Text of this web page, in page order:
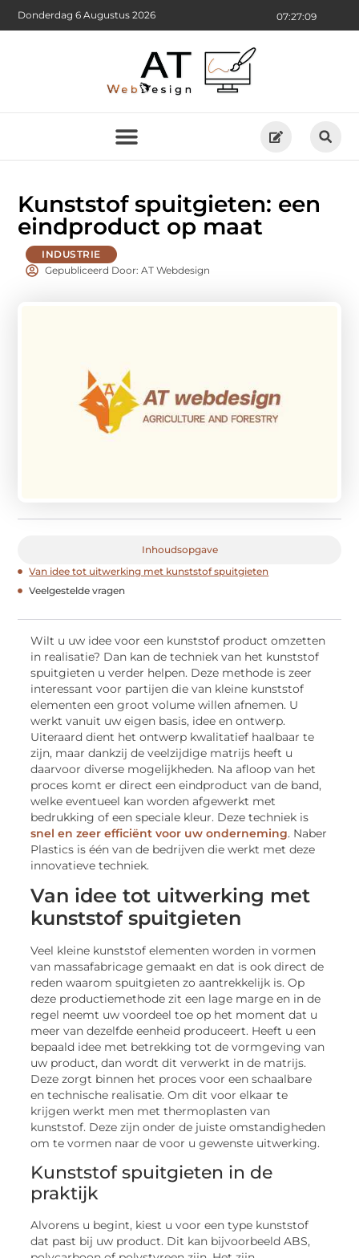
07:27:10
Donderdag 6 Augustus 2026
Kunststof spuitgieten: een
eindproduct op maat
INDUSTRIE
Gepubliceerd Door: AT Webdesign
Inhoudsopgave
Van idee tot uitwerking met kunststof spuitgieten
Veelgestelde vragen
Wilt u uw idee voor een kunststof product omzetten
in realisatie? Dan kan de techniek van het kunststof
spuitgieten u verder helpen. Deze methode is zeer
interessant voor partijen die van kleine kunststof
elementen een groot volume willen afnemen. U
werkt vanuit uw eigen basis, idee en ontwerp.
Uiteraard dient het ontwerp kwalitatief haalbaar te
zijn, maar dankzij de veelzijdige matrijs heeft u
daarvoor diverse mogelijkheden. Na afloop van het
proces komt er direct een eindproduct van de band,
welke eventueel kan worden afgewerkt met
bedrukking of een speciale kleur. Deze techniek is
snel en zeer efficiënt voor uw onderneming. Naber
Plastics is één van de bedrijven die werkt met deze
innovatieve techniek.
Van idee tot uitwerking met
kunststof spuitgieten
Veel kleine kunststof elementen worden in vormen
van massafabricage gemaakt en dat is ook direct de
reden waarom spuitgieten zo aantrekkelijk is. Op
deze productiemethode zit een lage marge en in de
regel neemt uw voordeel toe op het moment dat u
meer van dezelfde eenheid produceert. Heeft u een
bepaald idee met betrekking tot de vormgeving van
uw product, dan wordt dit verwerkt in de matrijs.
Deze zorgt binnen het proces voor een schaalbare
en technische realisatie. Om dit voor elkaar te
krijgen werkt men met thermoplasten van
kunststof. Deze zijn onder de juiste omstandigheden
om te vormen naar de voor u gewenste uitwerking.
Kunststof spuitgieten in de
praktijk
Alvorens u begint, kiest u voor een type kunststof
dat past bij uw product. Dit kan bijvoorbeeld ABS,